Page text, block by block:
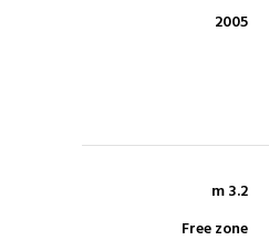
2005
3.2 m
Free zone